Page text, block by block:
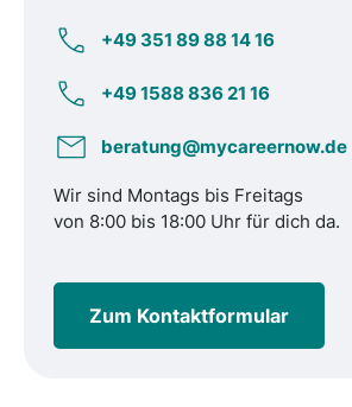
+49 351 89 88 14 16
+49 1588 836 21 16
beratung@mycareernow.de
Wir sind Montags bis Freitags
von 8:00 bis 18:00 Uhr für dich da.
Zum Kontaktformular